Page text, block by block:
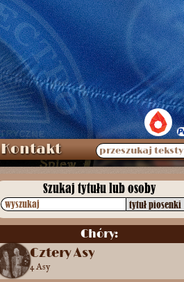
Kontakt przeszukaj teksty
Szukaj tytułu lub osoby
wyszukaj
Chóry:
Cztery Asy
4 Asy